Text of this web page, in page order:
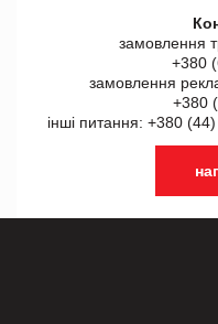
замовлення
+380
замовлення
+380
інші питання: +380